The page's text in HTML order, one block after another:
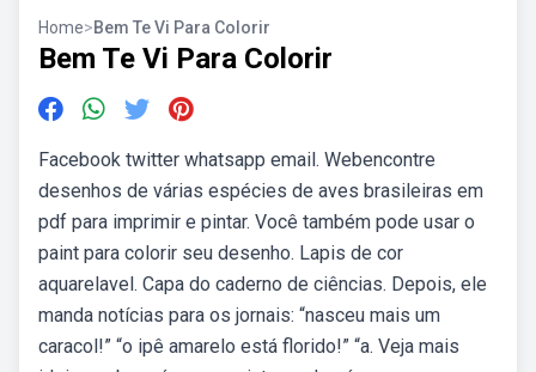
Home>Bem Te Vi Para Colorir
Bem Te Vi Para Colorir
Facebook twitter whatsapp email. Webencontre
desenhos de várias espécies de aves brasileiras em
pdf para imprimir e pintar. Você também pode usar o
paint para colorir seu desenho. Lapis de cor
aquarelavel. Capa do caderno de ciências. Depois, ele
manda notícias para os jornais: “nasceu mais um
caracol!” “o ipê amarelo está florido!” “a. Veja mais